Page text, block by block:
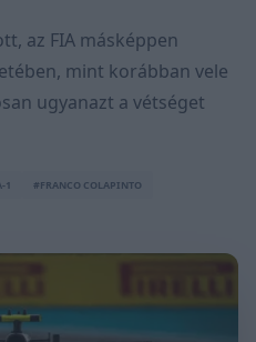
az FIA másképpen
mint korábban vele
ugyanazt a vétséget
1
#FRANCO COLAPINTO